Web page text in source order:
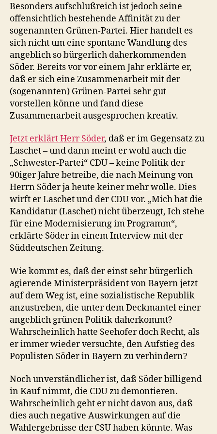
Besonders aufschlußreich ist jedoch seine
offensichtlich bestehende Affinität zu der
sogenannten Grünen-Partei. Hier handelt es
sich nicht um eine spontane Wandlung des
angeblich so bürgerlich daherkommenden
Söder. Bereits vor vor einem Jahr erklärte er,
daß er sich eine Zusammenarbeit mit der
(sogenannten) Grünen-Partei sehr gut
vorstellen könne und fand diese
Zusammenarbeit ausgesprochen kreativ.
Jetzt erklärt Herr Söder, daß er im Gegensatz zu
Laschet – und dann meint er wohl auch die
„Schwester-Partei“ CDU – keine Politik der
90iger Jahre betreibe, die nach Meinung von
Herrn Söder ja heute keiner mehr wolle. Dies
wirft er Laschet und der CDU vor. „Mich hat die
Kandidatur (Laschet) nicht überzeugt, Ich stehe
für eine Modernisierung im Programm“,
erklärte Söder in einem Interview mit der
Süddeutschen Zeitung.
Wie kommt es, daß der einst sehr bürgerlich
agierende Ministerpräsident von Bayern jetzt
auf dem Weg ist, eine sozialistische Republik
anzustreben, die unter dem Deckmantel einer
angeblich grünen Politik daherkommt?
Wahrscheinlich hatte Seehofer doch Recht, als
er immer wieder versuchte, den Aufstieg des
Populisten Söder in Bayern zu verhindern?
Noch unverständlicher ist, daß Söder billigend
in Kauf nimmt, die CDU zu demontieren.
Wahrscheinlich geht er nicht davon aus, daß
dies auch negative Auswirkungen auf die
Wahlergebnisse der CSU haben könnte. Was